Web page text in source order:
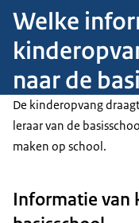
Welke
naar de
De kinderopvang
leraar van de
maken op school.
Informatie van